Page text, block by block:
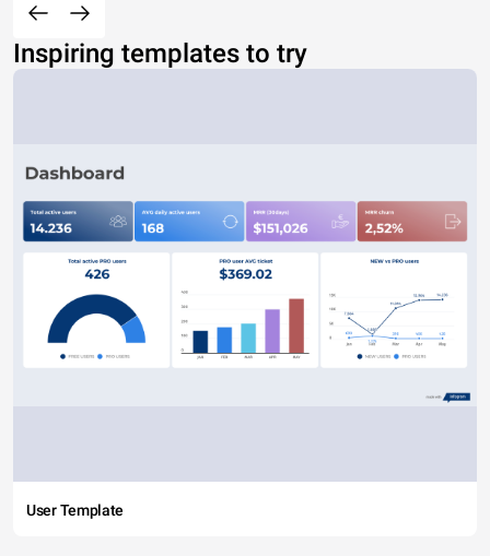
Inspiring templates to try
User Template